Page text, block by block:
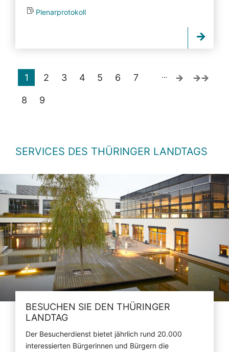
Plenarprotokoll
1 2 3 4 5 6 7
8 9
…
SERVICES DES THÜRINGER LANDTAGS
BESUCHEN SIE DEN THÜRINGER
LANDTAG
Der Besucherdienst bietet jährlich rund 20.000
interessierten Bürgerinnen und Bürgern die